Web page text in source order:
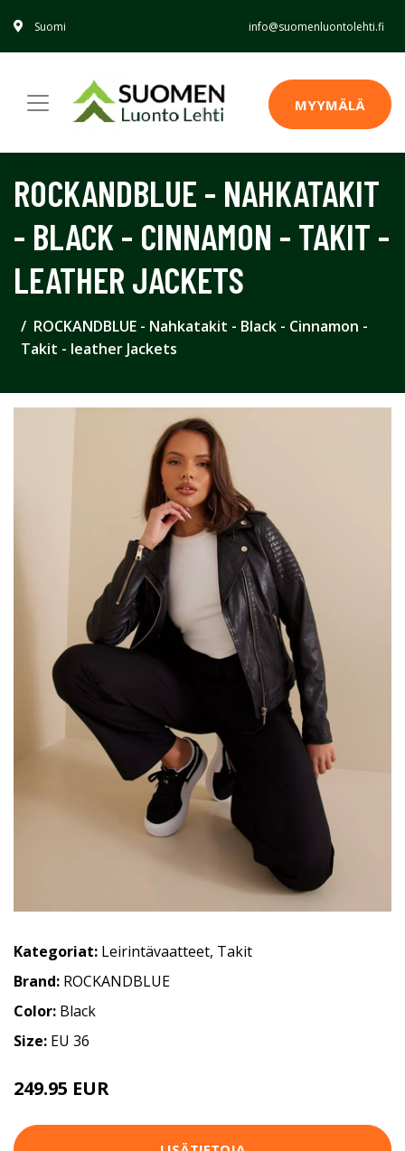
Suomi info@suomenluontolehti.fi
MYYMÄLÄ
ROCKANDBLUE - NAHKATAKIT
- BLACK - CINNAMON - TAKIT -
LEATHER JACKETS
ROCKANDBLUE - Nahkatakit - Black - Cinnamon -
Takit - leather Jackets
Kategoriat: Leirintävaatteet, Takit
Brand: ROCKANDBLUE
Color: Black
Size: EU 36
249.95 EUR